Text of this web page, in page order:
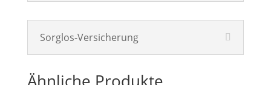
Sorglos-Versicherung